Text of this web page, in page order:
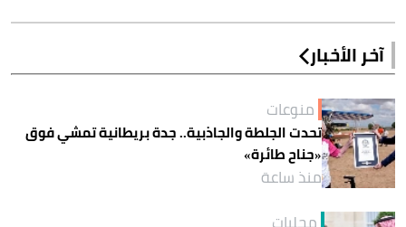
آخر الأخبار
منوعات
تحدت الجلطة والجاذبية.. جدة بريطانية تمشي فوق
«جناح طائرة»
منذ ساعة